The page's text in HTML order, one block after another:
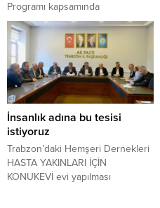
Programı kapsamında
Gümüşhane Üniversitesinden her
yıl 5 bine yakın öğrenci staj
yapma imkanı buluyor. Online
başvurular10 Mart 2024 tarihine
kadar devam ediyor.
İnsanlık adına bu tesisi
istiyoruz
Trabzon’daki Hemşeri Dernekleri
HASTA YAKINLARI İÇİN
KONUKEVİ evi yapılması